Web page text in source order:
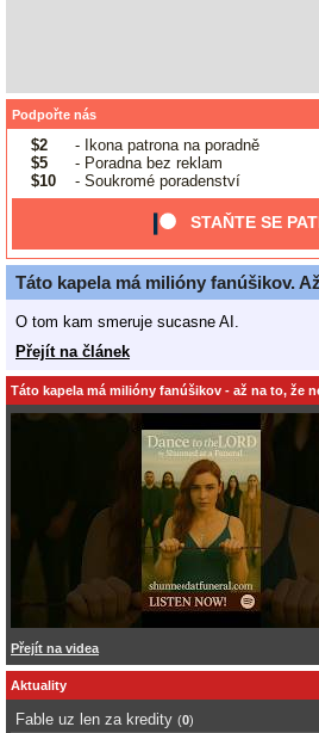
Podpořte nás
$2
- Ikona patrona na poradně
$5
- Poradna bez reklam
$10
- Soukromé poradenství
STAŇTE SE
Táto kapela má milióny fanúšikov.
O tom kam smeruje sucasne AI.
Přejít na článek
Táto kapela má milióny fanúšikov - až na to, že
Přejít na videa
Aktuality
Fable uz len za kredity (0)